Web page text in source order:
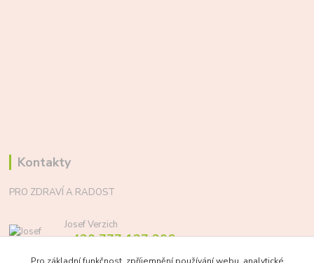
Kontakty
PRO ZDRAVÍ A RADOST
Josef Verzich
+420 777 137 206